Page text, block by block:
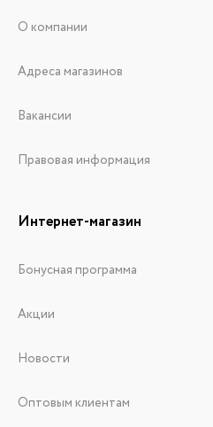
О компании
Адреса магазинов
Вакансии
Правовая информация
Интернет-магазин
Бонусная программа
Акции
Новости
Оптовым клиентам